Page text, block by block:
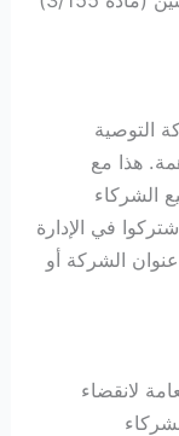
التوصية
هذا مع
الشركاء
في الإدارة
الشركة أو
لانقضاء